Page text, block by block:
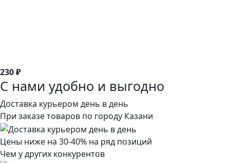
230 ₽
С нами удобно и выгодно
Доставка курьером день в день
При заказе товаров по городу Казани
Цены ниже на 30-40% на ряд позиций
Чем у других конкурентов